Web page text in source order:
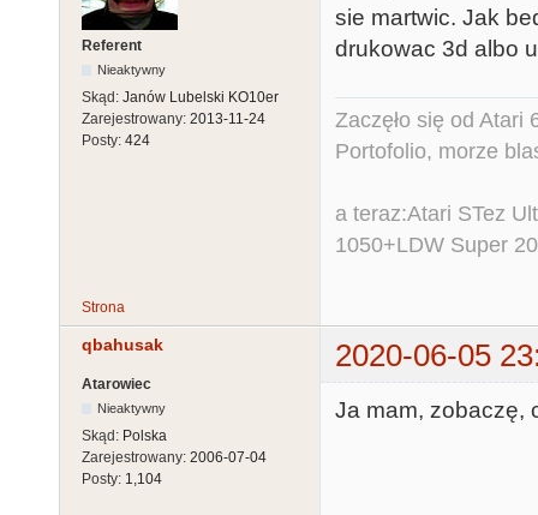
Referent
Nieaktywny
Skąd: Janów Lubelski KO10er
Zarejestrowany: 2013-11-24
Posty: 424
sie martwic. Jak
drukowac 3d albo
Zaczęło się od Atari
Portofolio, morze
a teraz:Atari STez
1050+LDW Super
Strona
qbahusak 2020-06-05
Atarowiec
Nieaktywny
Skąd: Polska
Zarejestrowany: 2006-07-04
Posty: 1,104
Ja mam, zobaczę,